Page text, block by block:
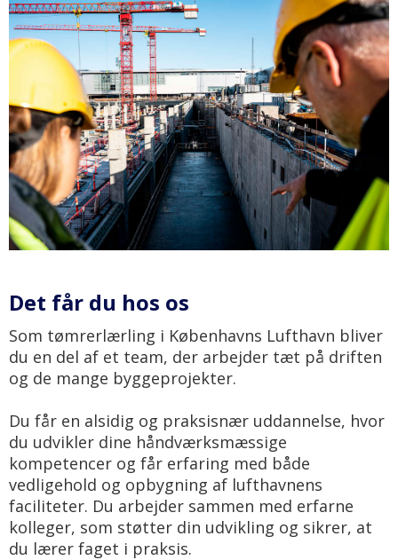
Det får du hos os
Som tømrerlærling i Københavns Lufthavn bliver
du en del af et team, der arbejder tæt på driften
og de mange byggeprojekter.
Du får en alsidig og praksisnær uddannelse, hvor
du udvikler dine håndværksmæssige
kompetencer og får erfaring med både
vedligehold og opbygning af lufthavnens
faciliteter. Du arbejder sammen med erfarne
kolleger, som støtter din udvikling og sikrer, at
du lærer faget i praksis.